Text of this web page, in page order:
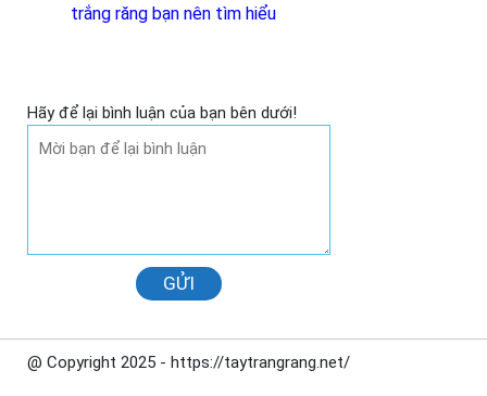
trắng răng bạn nên tìm hiểu
Hãy để lại bình luận của bạn bên dưới!
GỬI
@ Copyright 2025 - https://taytrangrang.net/